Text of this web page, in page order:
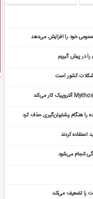
را در پیش گیریم
کشور است
کردند
انجام می‌شود
را تضعیف می‌کند